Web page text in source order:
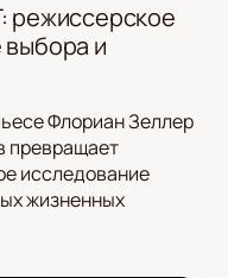
режиссерское
и
Флориан Зеллер
превращает
исследование
жизненных